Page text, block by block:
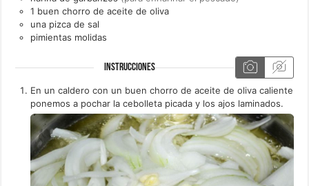
1 buen chorro de aceite de oliva
una pizca de sal
pimientas molidas
INSTRUCCIONES
En un caldero con un buen chorro de aceite de oliva caliente
ponemos a pochar la cebolleta picada y los ajos laminados.